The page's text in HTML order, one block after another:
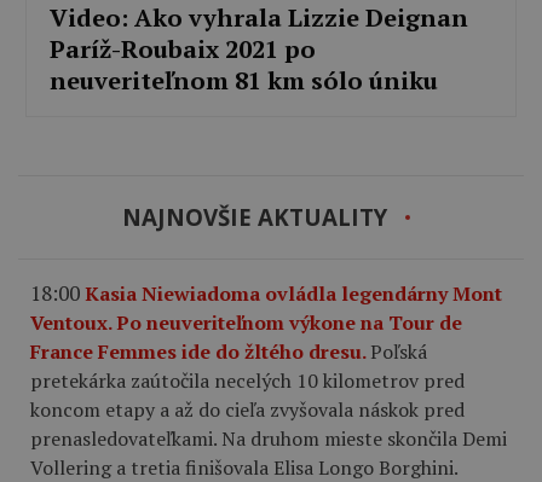
Video: Ako vyhrala Lizzie Deignan
Paríž-Roubaix 2021 po
neuveriteľnom 81 km sólo úniku
NAJNOVŠIE AKTUALITY
18:00Kasia Niewiadoma ovládla legendárny Mont
Ventoux. Po neuveriteľnom výkone na Tour de
France Femmes ide do žltého dresu.Poľská
pretekárka zaútočila necelých 10 kilometrov pred
koncom etapy a až do cieľa zvyšovala náskok pred
prenasledovateľkami. Na druhom mieste skončila Demi
Vollering a tretia finišovala Elisa Longo Borghini.